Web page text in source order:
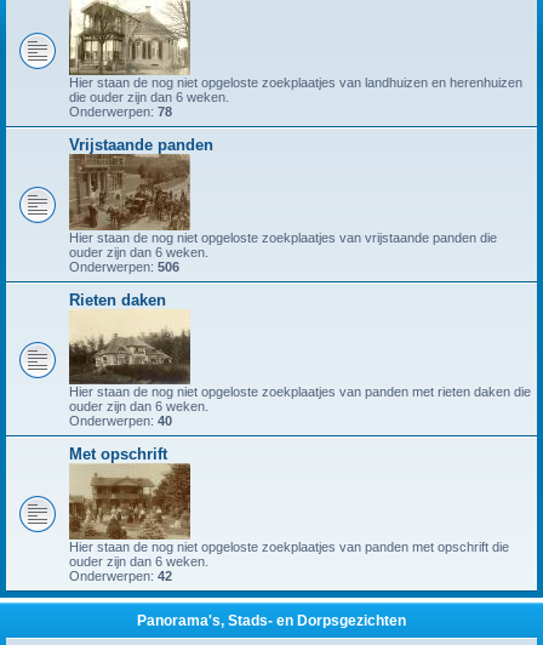
Hier staan de nog niet opgeloste zoekplaatjes van landhuizen en herenhuizen
die ouder zijn dan 6 weken.
Onderwerpen: 78
Vrijstaande panden
Hier staan de nog niet opgeloste zoekplaatjes van vrijstaande panden die
ouder zijn dan 6 weken.
Onderwerpen: 506
Rieten daken
Hier staan de nog niet opgeloste zoekplaatjes van panden met rieten daken die
ouder zijn dan 6 weken.
Onderwerpen: 40
Met opschrift
Hier staan de nog niet opgeloste zoekplaatjes van panden met opschrift die
ouder zijn dan 6 weken.
Onderwerpen: 42
Panorama's, Stads- en Dorpsgezichten